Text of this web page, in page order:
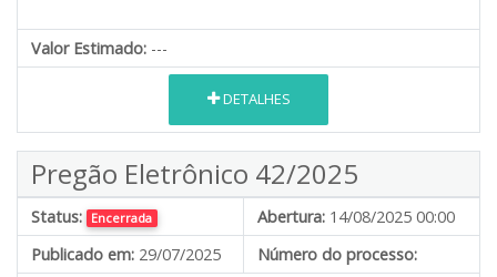
Valor Estimado: ---
DETALHES
Pregão Eletrônico 42/2025
Status: Encerrada Abertura: 14/08/2025 00:00
Publicado em: 29/07/2025
Número do processo: